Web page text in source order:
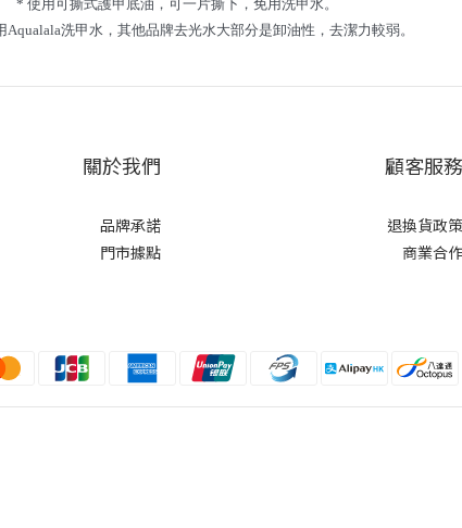
* 使用可撕式護甲底油，可一片撕下，免用洗甲水。
Aqualala洗甲水，其他品牌去光水大部分是卸油性，去潔力較弱。
關於我們
品牌承諾
門市據點
顧客服務
退換貨政策
商業合作